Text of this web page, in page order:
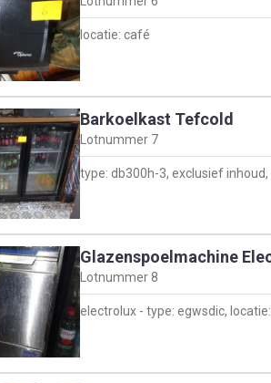
locatie: café
Barkoelkast Tefcold
Lotnummer 7
type: db300h-3, exclusief
Glazenspoelmachine
Lotnummer8
electrolux - type: egwsdic,